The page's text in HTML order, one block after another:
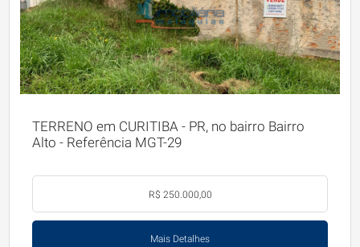
TERRENO em CURITIBA - PR, no bairro Bairro
Alto - Referência MGT-29
R$ 250.000,00
Mais Detalhes